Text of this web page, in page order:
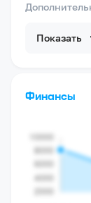
Показать
Финансы